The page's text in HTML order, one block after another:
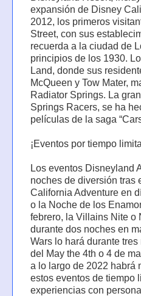
expansión de Disney
2012, los primeros
Street, con sus
recuerda a la ciudad de
principios de los 1930.
Land, donde sus
McQueen y Tow Mater,
Radiator Springs. La
Springs Racers, se ha
películas de la saga
¡Eventos por tiempo
Los eventos Disneyland
noches de diversión tras
California Adventure en
o la Noche de los
febrero, la Villains Nite o
durante dos noches en
Wars lo hará durante
del May the 4th o 4 de
a lo largo de 2022 habrá
estos eventos de tiempo
experiencias con